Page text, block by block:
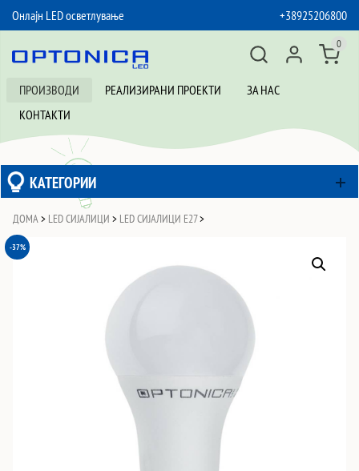
Онлајн LED осветлување
+38925206800
ПРОИЗВОДИ РЕАЛИЗИРАНИ ПРОЕКТИ
ЗА НАС
КОНТАКТИ
0
КАТЕГОРИИ
ДОМА > LED СИЈАЛИЦИ > LED СИЈАЛИЦИ Е27>
-37%